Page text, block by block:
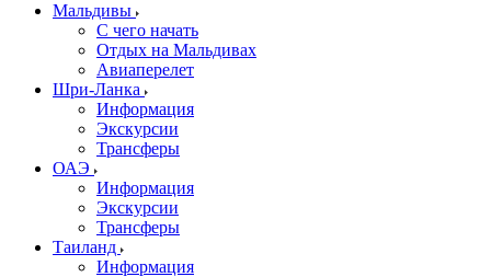
Мальдивы
С чего начать
Отдых на Мальдивах
Авиаперелет
Шри-Ланка
Информация
Экскурсии
Трансферы
ОАЭ
Информация
Экскурсии
Трансферы
Таиланд
Информация